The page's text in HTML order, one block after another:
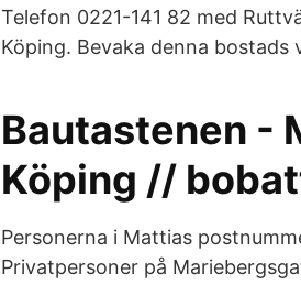
Telefon 0221-141 82 med
Köping. Bevaka denna bostads
Bautastenen -
Köping //
Personerna i Mattias
Privatpersoner på